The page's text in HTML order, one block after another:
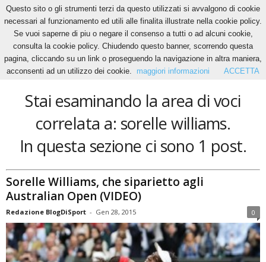
Home Tags Sorelle williams
sorelle williams
Stai esaminando la area di voci
correlata a: sorelle williams.
In questa sezione ci sono 1 post.
Sorelle Williams, che siparietto agli
Australian Open (VIDEO)
Redazione BlogDiSport - Gen 28, 2015 0
Questo sito o gli strumenti terzi da questo utilizzati si avvalgono di cookie
necessari al funzionamento ed utili alle finalita illustrate nella cookie policy.
Se vuoi saperne di piu o negare il consenso a tutti o ad alcuni cookie,
consulta la cookie policy. Chiudendo questo banner, scorrendo questa
pagina, cliccando su un link o proseguendo la navigazione in altra maniera,
acconsenti ad un utilizzo dei cookie.
maggiori informazioni ACCETTA